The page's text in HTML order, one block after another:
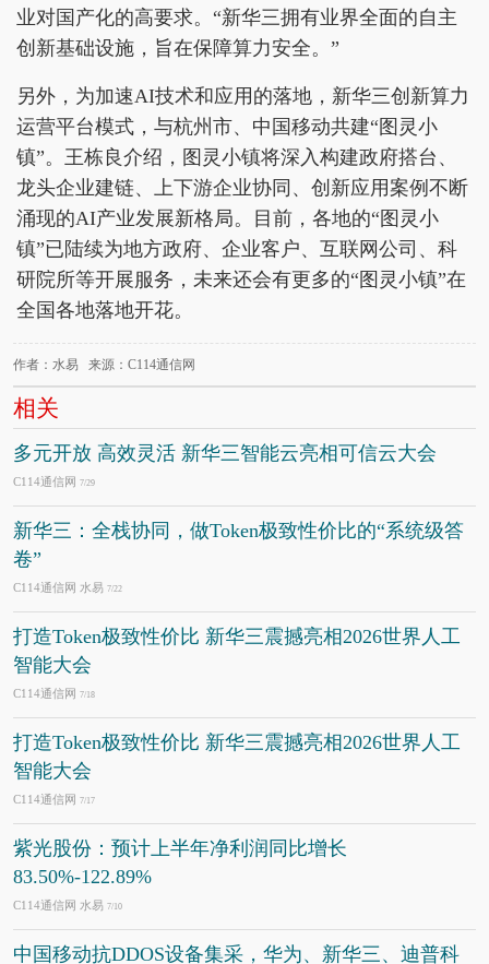
业对国产化的高要求。“新华三拥有业界全面的自主
创新基础设施，旨在保障算力安全。”
另外，为加速AI技术和应用的落地，新华三创新算力
运营平台模式，与杭州市、中国移动共建“图灵小
镇”。王栋良介绍，图灵小镇将深入构建政府搭台、
龙头企业建链、上下游企业协同、创新应用案例不断
涌现的AI产业发展新格局。目前，各地的“图灵小
镇”已陆续为地方政府、企业客户、互联网公司、科
研院所等开展服务，未来还会有更多的“图灵小镇”在
全国各地落地开花。
作者：水易 来源：C114通信网
相关
多元开放 高效灵活 新华三智能云亮相可信云大会
C114通信网 7/29
新华三：全栈协同，做Token极致性价比的“系统级答
卷”
C114通信网 水易 7/22
打造Token极致性价比 新华三震撼亮相2026世界人工
智能大会
C114通信网 7/18
打造Token极致性价比 新华三震撼亮相2026世界人工
智能大会
C114通信网 7/17
紫光股份：预计上半年净利润同比增长
83.50%-122.89%
C114通信网 水易 7/10
中国移动抗DDOS设备集采，华为、新华三、迪普科